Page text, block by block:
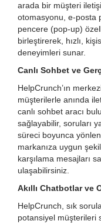
arada bir müşteri
otomasyonu, e-posta
pencere (pop-up)
birleştirerek, hızlı,
deneyimleri sunar.
Canlı Sohbet ve
HelpCrunch’ın
müşterilerle anında
canlı sohbet aracı
sağlayabilir, soruları
süreci boyunca
markanıza uygun
karşılama mesajları
ulaşabilirsiniz.
Akıllı Chatbotlar ve
HelpCrunch, sık
potansiyel müşterileri